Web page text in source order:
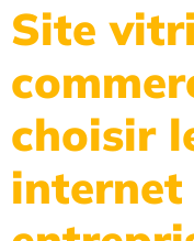
Site
choisir